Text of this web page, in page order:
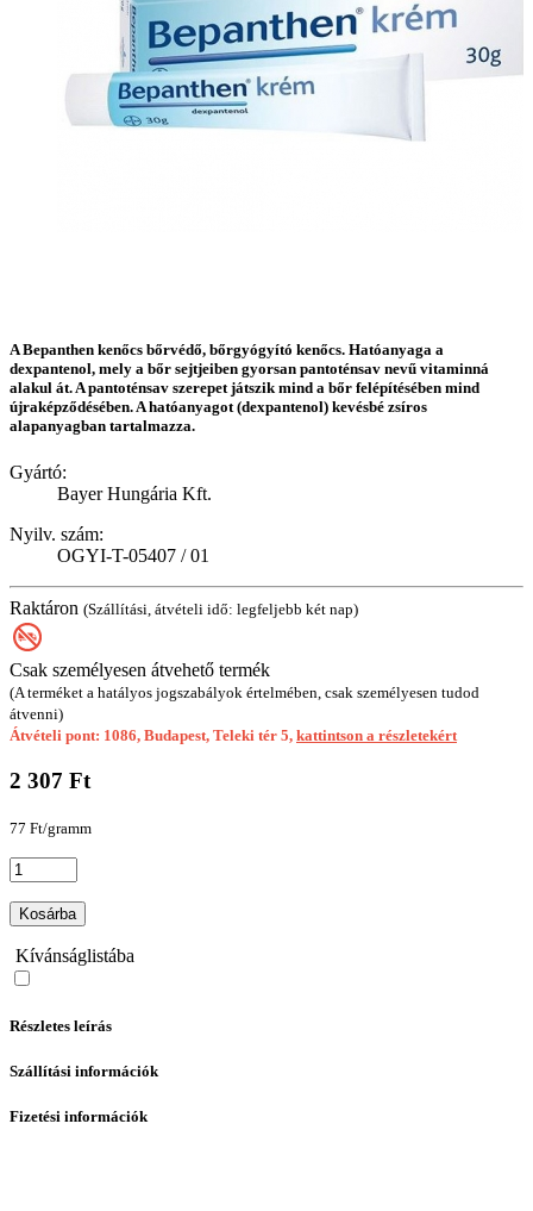
A Bepanthen kenőcs bőrvédő, bőrgyógyító kenőcs. Hatóanyaga a
dexpantenol, mely a bőr sejtjeiben gyorsan pantoténsav nevű vitaminná
alakul át. A pantoténsav szerepet játszik mind a bőr felépítésében mind
újraképződésében. A hatóanyagot (dexpantenol) kevésbé zsíros
alapanyagban tartalmazza.
Gyártó:
Bayer Hungária Kft.
Nyilv. szám:
OGYI-T-05407 / 01
Raktáron (Szállítási, átvételi idő: legfeljebb két nap)
Csak személyesen átvehető termék
(A terméket a hatályos jogszabályok értelmében, csak személyesen tudod
átvenni)
Átvételi pont: 1086, Budapest, Teleki tér 5, kattintson a részletekért
2 307 Ft
77 Ft/gramm
Kosárba
Kívánságlistába
Részletes leírás
Szállítási információk
Fizetési információk